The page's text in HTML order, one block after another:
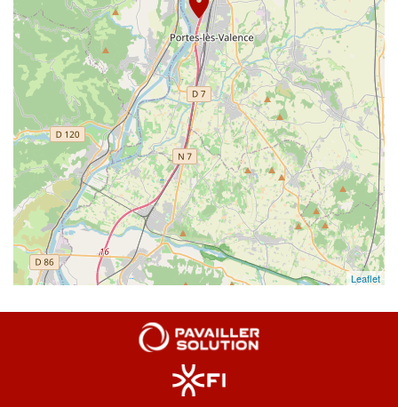
Leaflet